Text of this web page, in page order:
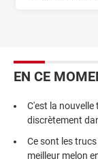
EN CE
C'est la
discrètement
Ce sont les
meilleur melon